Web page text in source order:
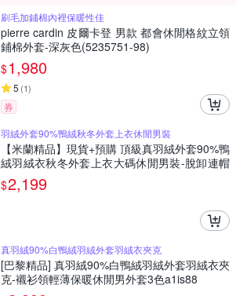
刷毛加鋪棉內裡保暖性佳
pierre cardin 皮爾卡登 男款 都會休閒格紋立領
鋪棉外套-深灰色(5235751-98)
$1,980
5 (1)
券
羽絨外套90%鴨絨秋冬外套上衣休閒男裝
【米蘭精品】現貨+預購 頂級真羽絨外套90%鴨
絨羽絨衣秋冬外套上衣大碼休閒男裝-脫卸連帽
通勤4色74mt134
$2,199
真羽絨90%白鴨絨羽絨外套羽絨衣夾克
[巴黎精品] 真羽絨90%白鴨絨羽絨外套羽絨衣夾
克-襯衫領輕薄保暖休閒男外套3色a1is88